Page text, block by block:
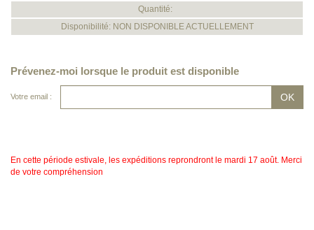
Quantité:
Disponibilité: NON DISPONIBLE ACTUELLEMENT
Prévenez-moi lorsque le produit est disponible
Votre email :
En cette période estivale, les expéditions reprondront le mardi 17 août. Merci
de votre compréhension